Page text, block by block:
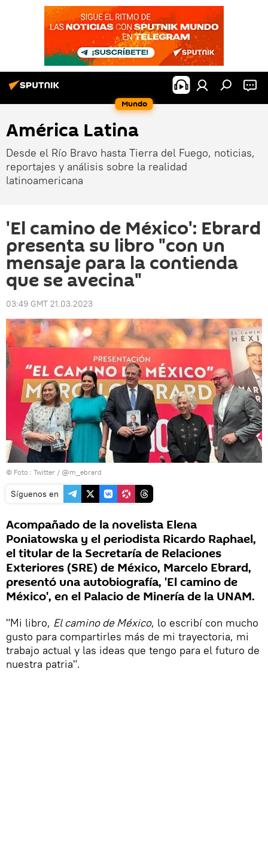
Mundo
América Latina
Desde el Río Bravo hasta Tierra del Fuego, noticias,
reportajes y análisis sobre la realidad
latinoamericana
'El camino de México': Ebrard
presenta su libro "con un
mensaje para la contienda
que se avecina"
03:49 GMT 21.03.2023
© Foto : Twitter / @m_ebrard
Síguenos en
Acompañado de la novelista Elena
Poniatowska y el periodista Ricardo Raphael,
el titular de la Secretaría de Relaciones
Exteriores (SRE) de México, Marcelo Ebrard,
presentó una autobiografía, 'El camino de
México', en el Palacio de Minería de la UNAM.
"Mi libro, El camino de México, lo escribí con mucho
gusto para compartirles más de mi trayectoria, mi
trabajo actual y las ideas que tengo para el futuro de
nuestra patria".